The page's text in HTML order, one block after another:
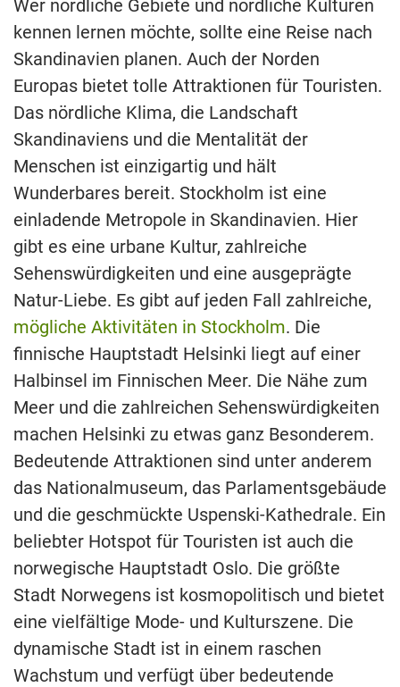
Wer nördliche Gebiete und nördliche Kulturen
kennen lernen möchte, sollte eine Reise nach
Skandinavien planen. Auch der Norden
Europas bietet tolle Attraktionen für Touristen.
Das nördliche Klima, die Landschaft
Skandinaviens und die Mentalität der
Menschen ist einzigartig und hält
Wunderbares bereit. Stockholm ist eine
einladende Metropole in Skandinavien. Hier
gibt es eine urbane Kultur, zahlreiche
Sehenswürdigkeiten und eine ausgeprägte
Natur-Liebe. Es gibt auf jeden Fall zahlreiche,
mögliche Aktivitäten in Stockholm. Die
finnische Hauptstadt Helsinki liegt auf einer
Halbinsel im Finnischen Meer. Die Nähe zum
Meer und die zahlreichen Sehenswürdigkeiten
machen Helsinki zu etwas ganz Besonderem.
Bedeutende Attraktionen sind unter anderem
das Nationalmuseum, das Parlamentsgebäude
und die geschmückte Uspenski-Kathedrale. Ein
beliebter Hotspot für Touristen ist auch die
norwegische Hauptstadt Oslo. Die größte
Stadt Norwegens ist kosmopolitisch und bietet
eine vielfältige Mode- und Kulturszene. Die
dynamische Stadt ist in einem raschen
Wachstum und verfügt über bedeutende